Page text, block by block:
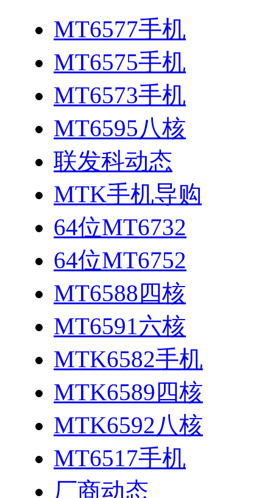
MT6577手机
MT6575手机
MT6573手机
MT6595八核
联发科动态
MTK手机导购
64位MT6732
64位MT6752
MT6588四核
MT6591六核
MTK6582手机
MTK6589四核
MTK6592八核
MT6517手机
厂商动态